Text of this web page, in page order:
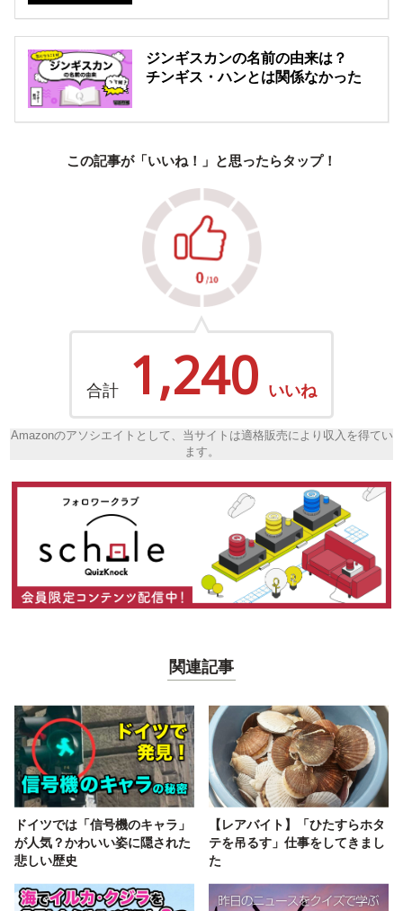
ジンギスカンの名前の由来は？
チンギス・ハンとは関係なかった
この記事が「いいね！」と思ったらタップ！
合計 1,240 いいね
Amazonのアソシエイトとして、当サイトは適格販売により収入を得てい
ます。
関連記事
ドイツでは「信号機のキャラ」
が人気？かわいい姿に隠された
悲しい歴史
【レアバイト】「ひたすらホタ
テを吊るす」仕事をしてきまし
た